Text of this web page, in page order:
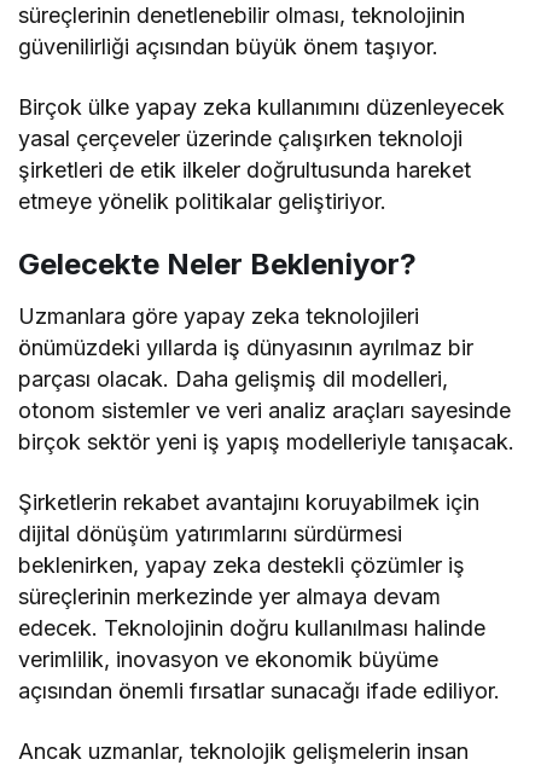
süreçlerinin denetlenebilir olması, teknolojinin
güvenilirliği açısından büyük önem taşıyor.
Birçok ülke yapay zeka kullanımını düzenleyecek
yasal çerçeveler üzerinde çalışırken teknoloji
şirketleri de etik ilkeler doğrultusunda hareket
etmeye yönelik politikalar geliştiriyor.
Gelecekte Neler Bekleniyor?
Uzmanlara göre yapay zeka teknolojileri
önümüzdeki yıllarda iş dünyasının ayrılmaz bir
parçası olacak. Daha gelişmiş dil modelleri,
otonom sistemler ve veri analiz araçları sayesinde
birçok sektör yeni iş yapış modelleriyle tanışacak.
Şirketlerin rekabet avantajını koruyabilmek için
dijital dönüşüm yatırımlarını sürdürmesi
beklenirken, yapay zeka destekli çözümler iş
süreçlerinin merkezinde yer almaya devam
edecek. Teknolojinin doğru kullanılması halinde
verimlilik, inovasyon ve ekonomik büyüme
açısından önemli fırsatlar sunacağı ifade ediliyor.
Ancak uzmanlar, teknolojik gelişmelerin insan